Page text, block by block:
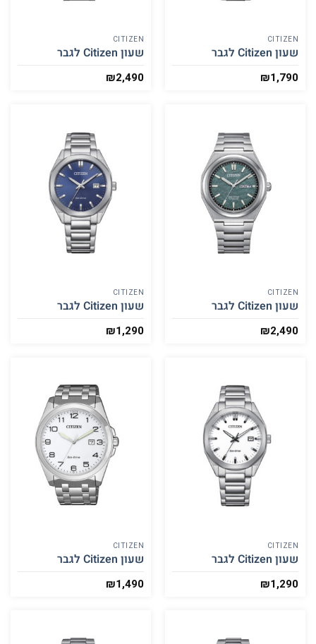
CITIZEN
שעון Citizen לגבר
₪1,790
CITIZEN
שעון Citizen לגבר
₪2,490
CITIZEN
שעון Citizen לגבר
₪2,490
CITIZEN
שעון Citizen לגבר
₪1,290
CITIZEN
שעון Citizen לגבר
₪1,290
CITIZEN
שעון Citizen לגבר
₪1,490